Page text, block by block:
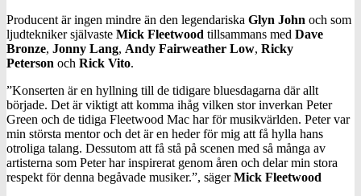
Producent är ingen mindre än den legendariska Glyn John och som
ljudtekniker självaste Mick Fleetwood tillsammans med Dave
Bronze, Jonny Lang, Andy Fairweather Low, Ricky
Peterson och Rick Vito.
”Konserten är en hyllning till de tidigare bluesdagarna där allt
började. Det är viktigt att komma ihåg vilken stor inverkan Peter
Green och de tidiga Fleetwood Mac har för musikvärlden. Peter var
min största mentor och det är en heder för mig att få hylla hans
otroliga talang. Dessutom att få stå på scenen med så många av
artisterna som Peter har inspirerat genom åren och delar min stora
respekt för denna begåvade musiker.”, sägerMick Fleetwood